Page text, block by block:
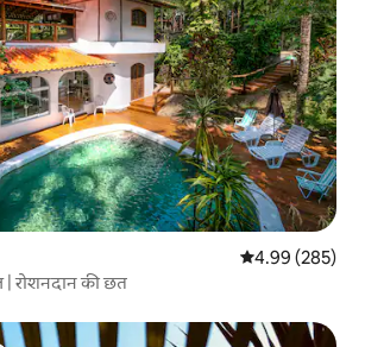
औसत रेटिंग 5 में से
4.99 (285)
रोशनदान की छत